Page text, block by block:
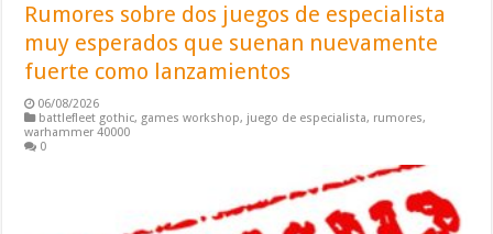
Rumores sobre dos juegos de especialista
muy esperados que suenan nuevamente
fuerte como lanzamientos
06/08/2026
battlefleet gothic, games workshop, juego de especialista, rumores,
warhammer 40000
0